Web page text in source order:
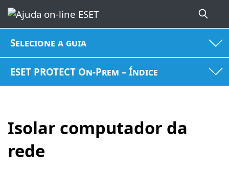
Selecione a guia
ESET PROTECT On-Prem – Índice
Isolar computador da
rede